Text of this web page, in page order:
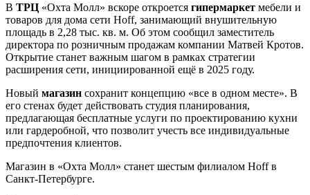
В ТРЦ «Охта Молл» вскоре откроется гипермаркет мебели и
товаров для дома сети Hoff, занимающий внушительную
площадь в 2,28 тыс. кв. м. Об этом сообщил заместитель
директора по розничным продажам компании Матвей Кротов.
Открытие станет важным шагом в рамках стратегии
расширения сети, инициированной ещё в 2025 году.
Новый магазин сохранит концепцию «все в одном месте». В
его стенах будет действовать студия планирования,
предлагающая бесплатные услуги по проектированию кухни
или гардеробной, что позволит учесть все индивидуальные
предпочтения клиентов.
Магазин в «Охта Молл» станет шестым филиалом Hoff в
Санкт-Петербурге.